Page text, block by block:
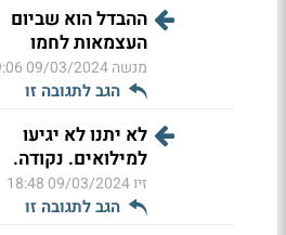
ההבדל הוא שביום
העצמאות לחמו
מנשה09/03/2024 19:06
הגב לתגובה זו
לא יתנו לא יגיעו
למילואים. נקודה.
זיו09/03/2024 18:48
הגב לתגובה זו